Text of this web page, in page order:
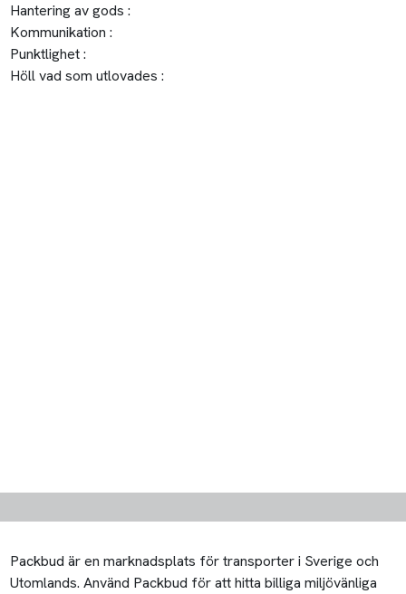
Hantering av gods :
Kommunikation :
Punktlighet :
Höll vad som utlovades :
Packbud är en marknadsplats för transporter i Sverige och
Utomlands. Använd Packbud för att hitta billiga miljövänliga